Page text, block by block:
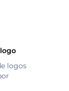
logos